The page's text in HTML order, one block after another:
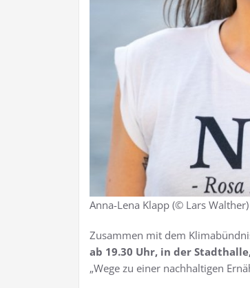
Anna-Lena Klapp (© Lars Walther)
Zusammen mit dem
ab 19.30 Uhr, in der
„Wege zu einer nachhaltigen